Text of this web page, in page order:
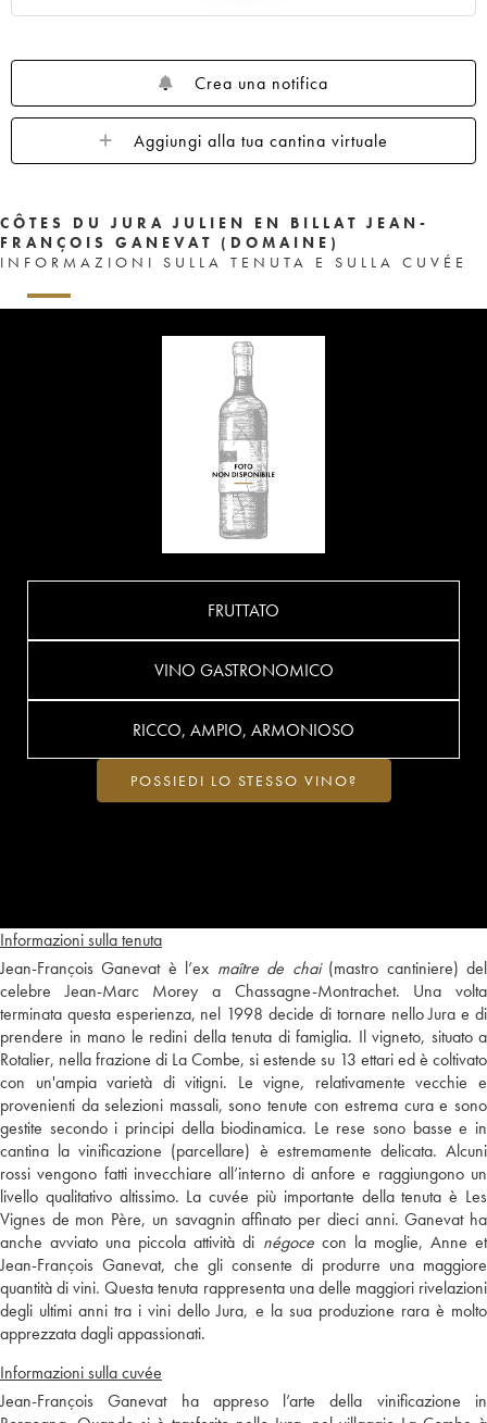
Crea una notifica
Aggiungi alla tua cantina virtuale
CÔTES DU JURA JULIEN EN BILLAT JEAN-
FRANÇOIS GANEVAT (DOMAINE)
INFORMAZIONI SULLA TENUTA E SULLA CUVÉE
Informazioni sulla tenuta
Jean-François Ganevat è l’ex maître de chai(mastro cantiniere) del
celebre Jean-Marc Morey a Chassagne-Montrachet. Una volta
terminata questa esperienza, nel 1998 decide di tornare nello Jura e di
prendere in mano le redini della tenuta di famiglia. Il vigneto, situato a
Rotalier, nella frazione di La Combe, si estende su 13 ettari ed è coltivato
con un'ampia varietà di vitigni. Le vigne, relativamente vecchie e
provenienti da selezioni massali, sono tenute con estrema cura e sono
gestite secondo i principi della biodinamica. Le rese sono basse e in
cantina la vinificazione (parcellare) è estremamente delicata. Alcuni
rossi vengono fatti invecchiare all’interno di anfore e raggiungono un
livello qualitativo altissimo. La cuvée più importante della tenuta è Les
Vignes de mon Père, un savagnin affinato per dieci anni. Ganevat ha
anche avviato una piccola attività di négocecon la moglie, Anne et
Jean-François Ganevat, che gli consente di produrre una maggiore
quantità di vini. Questa tenuta rappresenta una delle maggiori rivelazioni
degli ultimi anni tra i vini dello Jura, e la sua produzione rara è molto
apprezzata dagli appassionati.
Informazioni sulla cuvée
Jean-François Ganevat ha appreso l’arte della vinificazione in
FRUTTATO
VINO GASTRONOMICO
RICCO, AMPIO, ARMONIOSO
POSSIEDI LO STESSO VINO?